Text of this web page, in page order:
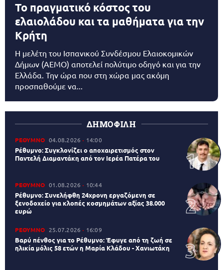
Το πραγματικό κόστος του
ελαιολάδου και τα μαθήματα για την
Κρήτη
Η μελέτη του Ισπανικού Συνδέσμου Ελαιοκομικών
Δήμων (AEMO) αποτελεί πολύτιμο οδηγό και για την
Ελλάδα. Την ώρα που στη χώρα μας ακόμη
προσπαθούμε να...
ΔΗΜΟΦΙΛΗ
ΡΕΘΥΜΝΟ 04.08.2026 14:00
Ρέθυμνο: Συγκλονίζει ο αποχαιρετισμός στον
Παντελή Διαμαντάκη από τον Ιερέα Πατέρα του
ΡΕΘΥΜΝΟ 01.08.2026 10:44
Ρέθυμνο: Συνελήφθη 24χρονη εργαζόμενη σε
ξενοδοχείο για κλοπές κοσμημάτων αξίας 38.000
ευρώ
ΡΕΘΥΜΝΟ 25.07.2026 16:09
Βαρύ πένθος για το Ρέθυμνο: Έφυγε από τη ζωή σε
ηλικία μόλις 58 ετών η Μαρία Κλάδου - Χανιωτάκη